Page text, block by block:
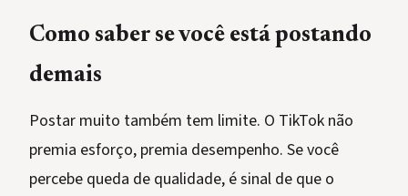
Como saber se você está postando
demais
Postar muito também tem limite. O TikTok não
premia esforço, premia desempenho. Se você
percebe queda de qualidade, é sinal de que o